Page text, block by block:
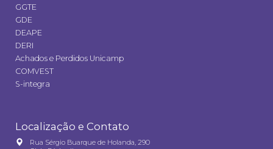
GGTE
GDE
DEAPE
DERI
Achados e Perdidos Unicamp
COMVEST
S-integra
Localização e Contato
Rua Sérgio Buarque de Holanda, 290